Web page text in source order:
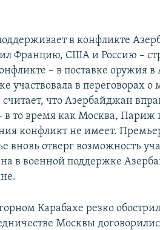
в конфликте
Францию, США и Россию –
– в поставке оружия
участвовала в переговорах
что Азербайджан
в то время как Москва,
конфликт не имеет.
вновь отверг возможность
в военной поддержке
Карабахе резко
Москвы